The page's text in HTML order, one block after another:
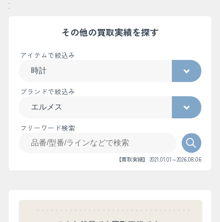
その他の買取実績を探す
アイテムで絞込み
ブランドで絞込み
フリーワード検索
【買取実績】 2021.01.01～2026.08.06